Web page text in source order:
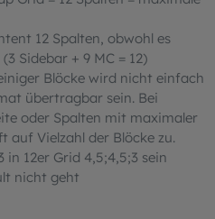
12 Spalten, obwohl es
Sidebar + 9 MC = 12)
Blöcke wird nicht einfach
übertragbar sein. Bei
oder Spalten mit maximaler
auf Vielzahl der Blöcke zu.
in 12er Grid 4,5;4,5;3 sein
nicht geht